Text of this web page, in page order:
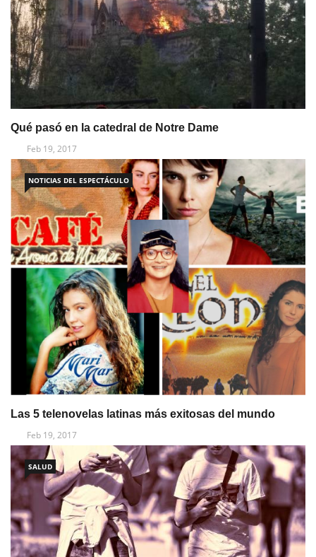
Qué pasó en la catedral de Notre Dame
Feb 19, 2017
NOTICIAS DEL ESPECTÁCULO
Las 5 telenovelas latinas más exitosas del mundo
Feb 19, 2017
SALUD